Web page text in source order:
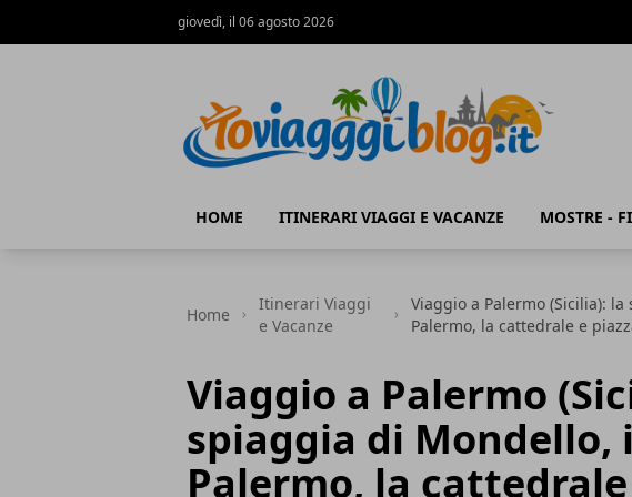
giovedì, il 06 agosto 2026
HOME ITINERARI VIAGGI E VACANZE MOSTRE -
Home
Itinerari Viaggi
e Vacanze
Viaggio a Palermo (Sicilia):
Palermo, la cattedrale e
Viaggio a Palermo
spiaggia di
Palermo, la